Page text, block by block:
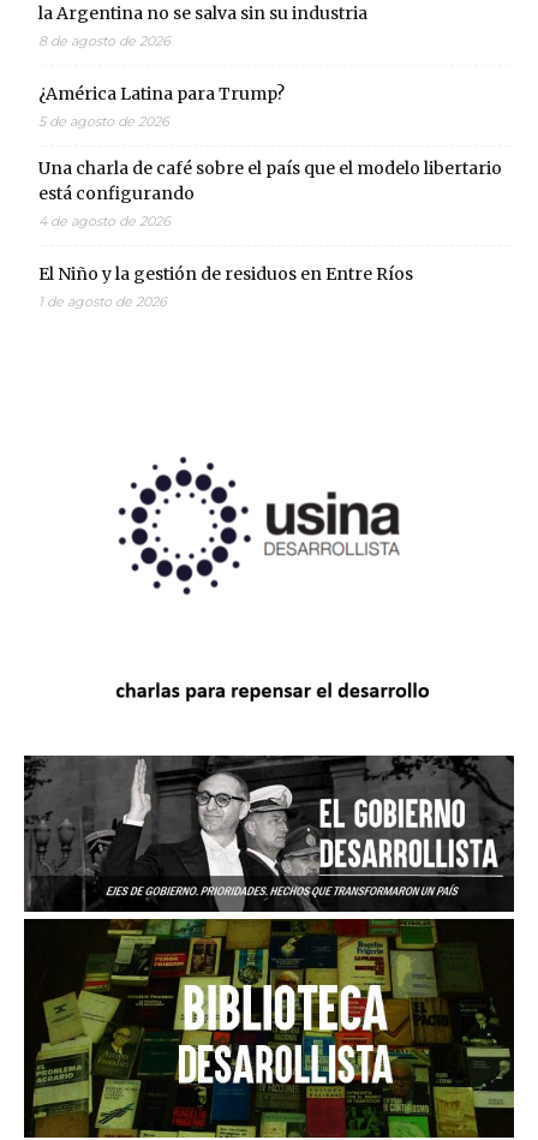
la Argentina no se salva sin su industria
8 de agosto de 2026
¿América Latina para Trump?
5 de agosto de 2026
Una charla de café sobre el país que el modelo libertario
está configurando
4 de agosto de 2026
El Niño y la gestión de residuos en Entre Ríos
1 de agosto de 2026